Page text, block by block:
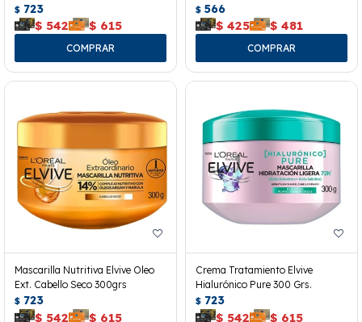
$ 723
$ 542 $ 615
$ 566
$ 425 $ 481
Mascarilla Nutritiva Elvive Oleo
Ext. Cabello Seco 300grs
$ 723
$ 542 $ 615
Crema Tratamiento Elvive
Hialurónico Pure 300 Grs.
$ 723
$ 542 $ 615